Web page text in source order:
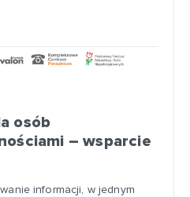
osób
– wsparcie
informacji, w jednym